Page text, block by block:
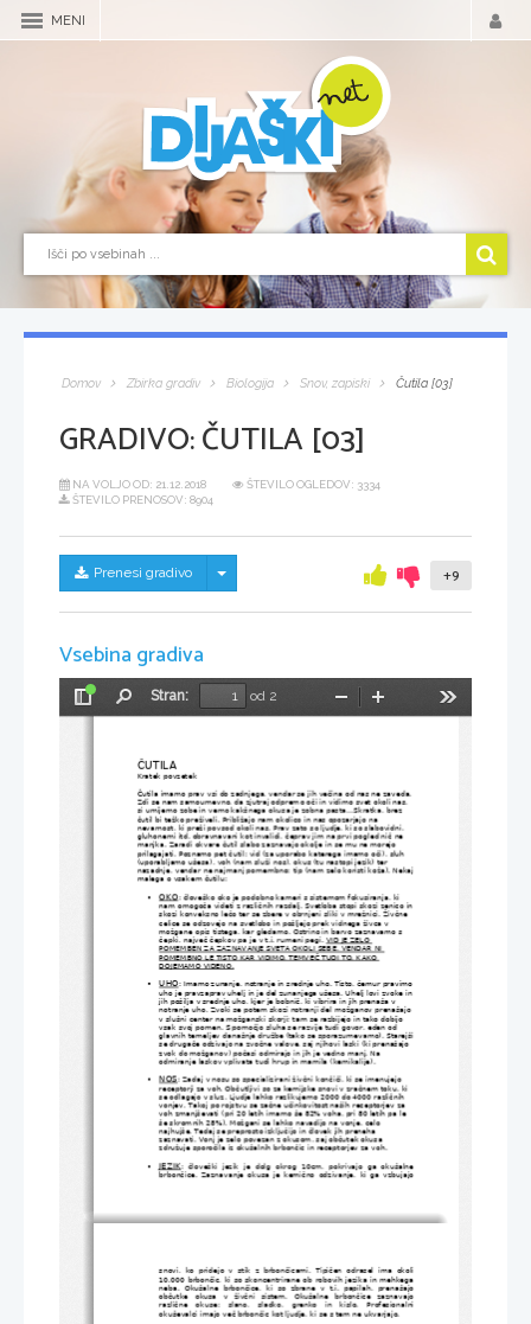
MENI
Domov Zbirka gradiv Biologija Snov, zapiski Čutila [03]
GRADIVO:ČUTILA [03]
NA VOLJO OD: 21.12.2018
ŠTEVILO OGLEDOV: 3334
ŠTEVILO PRENOSOV: 8904
Prenesi gradivo Skrij/prikaži meni +9
Vsebina gradiva
Preklopi
Stran:
od 2
Pomanjšaj
ČUTILA
Kratek povzetek
Čutila imamo prav vsi do zadnjega, vendar se jih večina od nas ne zaveda.
Zdi se nam samoumevno, da zjutraj odpremo oči in vidimo svet okoli nas,
si umijemo zobe in vemo kakšnega okusa je zobna pasta...Skratka, brez
čutil bi težko preživeli. Približajo nam okolico in nas opozarjajo na
nevarnost, ki preži povsod okoli nas. Prav zato so ljudje, ki so slabovidni,
gluhonemi itd. obravnavani kot invalidi, čeprav jim na prvi pogled nič ne
manjka. Zaradi okvare čutil slabo zaznavajo okolje in se mu ne morejo
prilagajati. Poznamo pet čutil: vid (za uporabo katerega imamo oči), sluh
(uporabljamo ušesa), voh (nam služi nos), okus (tu nastopi jezik) ter
nazadnje, vendar ne najmanj pomembno: tip (nam zelo koristi koža). Nekaj
malega o vsakem čutilu:
 OKO: človeško oko je podobno kameri s sistemom fokusiranja, ki
nam omogoča videti z različnih razdalj. Svetloba stopi skozi zenico in
skozi konveksno lečo ter se zbere v obrnjeni sliki v mrežnici. Živčne
celice se odzovejo na svetlobo in pošljejo prek vidnega živca v
možgane opis tistega, kar gledamo. Ostrino in barvo zaznavamo s
čepki, največ čepkov pa je v t.i. rumeni pegi. VID JE ZELO
POMEMBEN ZA ZAZNAVANJE SVETA OKOLI SEBE, VENDAR NI
POMEMBNO LE TISTO KAR VIDIMO, TEMVEČ TUDI TO, KAKO
DOJEMAMO VIDENO.
 UHO: Imamo zunanje, notranje in srednje uho. Tisto, čemur pravimo
uho je pravzaprav uhelj in je del zunanjega ušesa. Uhelj lovi zvoke in
jih pošilja v srednje uho, kjer je bobnič, ki vibrira in jih prenaša v
notranje uho. Zvoki se potem skozi notranji del možganov prenašajo
v slušni center na možganski skorji; tam se razbijejo in tako dobijo
vsak svoj pomen. S pomočjo sluha se razvije tudi govor, eden od
glavnih temeljev današnje družbe (tako se sporazumevamo). Starejši
se drugače odzivajo na zvočne valove, saj njihovi laski (ki prenašajo
zvok do možganov) počasi odmirajo in jih je vedno manj. Na
odmiranje laskov vplivata tudi hrup in mamila (kemikalije).
 NOS: Zadaj v nosu so specializirani živčni končiči, ki se imenujejo
receptorji za voh. Občutljivi so za kemijske snovi v zračnem toku, ki
se odlagajo v sluz. Ljudje lahko razlikujemo 2000 do 4000 različnih
vonjev. Takoj po rojstvu se začne učinkovitost naših receptorjev za
voh zmanjševati (pri 20 letih imamo še 82% voha, pri 80 letih pa le
še skromnih 28%). Možgani se lahko navadijo na vonje, celo
najhujše. Tedaj se preprosto izključijo in človek jih preneha
zaznavati. Vonj je zelo povezan z okusom, saj občutek okusa
združuje sporočila iz okušalnih brbončic in receptorjev za voh.
 JEZIK: človeški jezik je dolg okrog 10cm, pokrivajo ga okušalne
brbončice. Zaznavanje okusa je kemično odzivanje, ki ga vzbujajo
snovi, ko pridejo v stik z brbončicami. Tipičen odrasel ima okoli
10.000 brbončic, ki so skoncentrirane ob robovih jezika in mehkega
neba. Okušalne brbončice, ki so zbrane v t.i. papilah, prenašajo
občutke   okusa   v   živčni   sistem.   Okušalne   brbončice   zaznavajo
različne   okuse:   slano,   sladko,   grenko   in   kislo.   Profesionalni
okuševalci imajo več brbončic kot ljudje, ki se s tem ne ukvarjajo.